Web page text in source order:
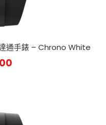
達通手錶 – Chrono White